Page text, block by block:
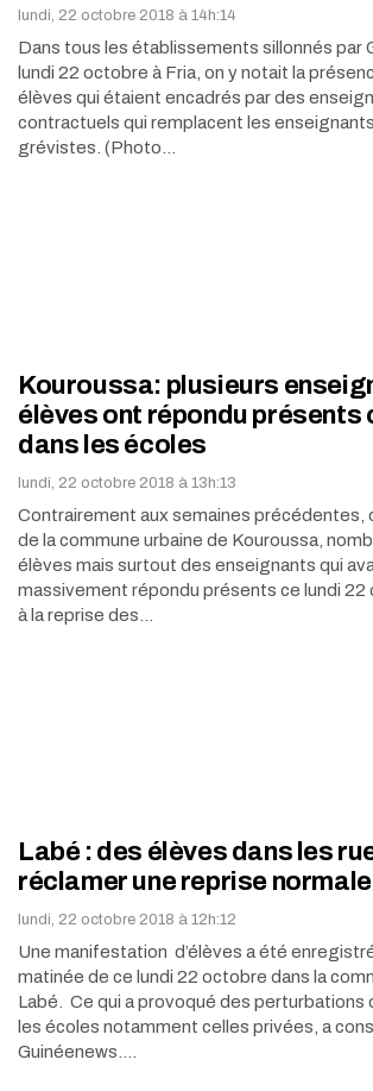
lundi, 22 octobre 2018 à 14h:14
Dans tous les établissements sillonnés par
lundi 22 octobre à Fria, on y notait la
élèves qui étaient encadrés par des
contractuels qui remplacent les
grévistes. (Photo…
Kouroussa: plusieurs
élèves ont répondu présents
dans les écoles
lundi, 22 octobre 2018 à 13h:13
Contrairement aux semaines précédentes,
de la commune urbaine de Kouroussa,
élèves mais surtout des enseignants qui
massivement répondu présents ce lundi 22
à la reprise des…
Labé : des élèves dans les
réclamer une reprise
lundi, 22 octobre 2018 à 12h:12
Une manifestation d’élèves a été
matinée de ce lundi 22 octobre dans la
Labé. Ce qui a provoqué des perturbations
les écoles notamment celles privées, a
Guinéenews.…